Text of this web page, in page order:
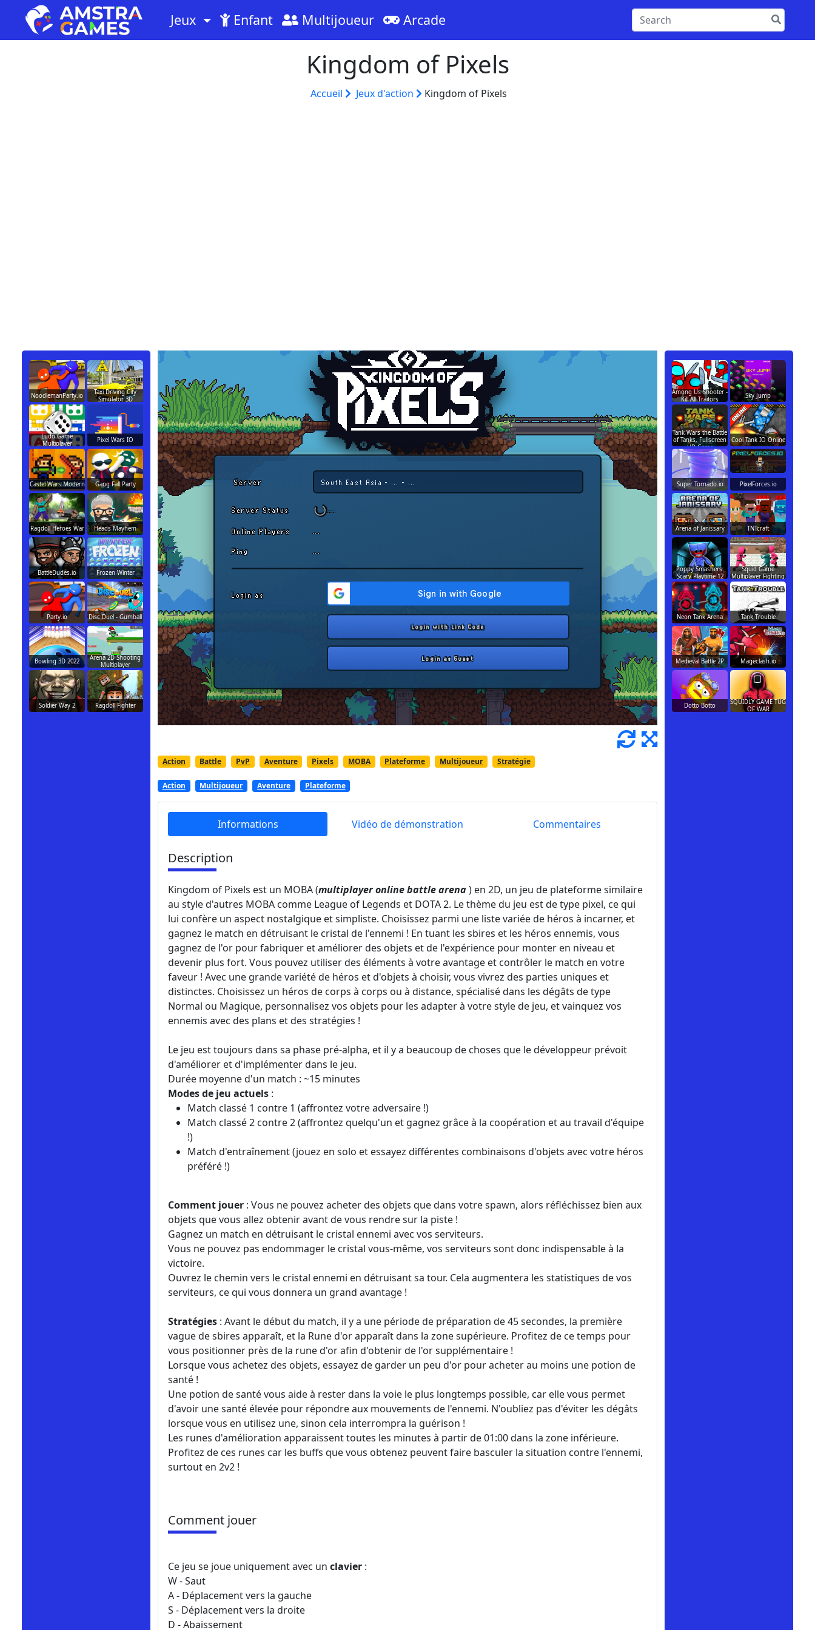
Jeux Enfant Multijoueur Arcade
Kingdom of Pixels
Accueil Jeux d'action Kingdom of Pixels
Action Battle PvP Aventure Pixels MOBA Plateforme Multijoueur Stratégie
Action Multijoueur Aventure Plateforme
Informations Vidéo de démonstration Commentaires
Description
Kingdom of Pixels est un MOBA (multiplayer online battle arena) en 2D, un jeu de plateforme similaire
au style d'autres MOBA comme League of Legends et DOTA 2. Le thème du jeu est de type pixel, ce qui
lui confère un aspect nostalgique et simpliste. Choisissez parmi une liste variée de héros à incarner, et
gagnez le match en détruisant le cristal de l'ennemi ! En tuant les sbires et les héros ennemis, vous
gagnez de l'or pour fabriquer et améliorer des objets et de l'expérience pour monter en niveau et
devenir plus fort. Vous pouvez utiliser des éléments à votre avantage et contrôler le match en votre
faveur ! Avec une grande variété de héros et d'objets à choisir, vous vivrez des parties uniques et
distinctes. Choisissez un héros de corps à corps ou à distance, spécialisé dans les dégâts de type
Normal ou Magique, personnalisez vos objets pour les adapter à votre style de jeu, et vainquez vos
ennemis avec des plans et des stratégies !
Le jeu est toujours dans sa phase pré-alpha, et il y a beaucoup de choses que le développeur prévoit
d'améliorer et d'implémenter dans le jeu.
Durée moyenne d'un match : ~15 minutes
Modes de jeu actuels :
Match classé 1 contre 1 (affrontez votre adversaire !)
Match classé 2 contre 2 (affrontez quelqu'un et gagnez grâce à la coopération et au travail d'équipe
!)
Match d'entraînement (jouez en solo et essayez différentes combinaisons d'objets avec votre héros
préféré !)
Comment jouer : Vous ne pouvez acheter des objets que dans votre spawn, alors réfléchissez bien aux
objets que vous allez obtenir avant de vous rendre sur la piste !
Gagnez un match en détruisant le cristal ennemi avec vos serviteurs.
Vous ne pouvez pas endommager le cristal vous-même, vos serviteurs sont donc indispensable à la
victoire.
Ouvrez le chemin vers le cristal ennemi en détruisant sa tour. Cela augmentera les statistiques de vos
serviteurs, ce qui vous donnera un grand avantage !
Stratégies : Avant le début du match, il y a une période de préparation de 45 secondes, la première
vague de sbires apparaît, et la Rune d'or apparaît dans la zone supérieure. Profitez de ce temps pour
vous positionner près de la rune d'or afin d'obtenir de l'or supplémentaire !
Lorsque vous achetez des objets, essayez de garder un peu d'or pour acheter au moins une potion de
santé !
Une potion de santé vous aide à rester dans la voie le plus longtemps possible, car elle vous permet
d'avoir une santé élevée pour répondre aux mouvements de l'ennemi. N'oubliez pas d'éviter les dégâts
lorsque vous en utilisez une, sinon cela interrompra la guérison !
Les runes d'amélioration apparaissent toutes les minutes à partir de 01:00 dans la zone inférieure.
Profitez de ces runes car les buffs que vous obtenez peuvent faire basculer la situation contre l'ennemi,
surtout en 2v2 !
Comment jouer
Ce jeu se joue uniquement avec un clavier :
W - Saut
A - Déplacement vers la gauche
S - Déplacement vers la droite
D - Abaissement
NoodlemanParty.io
Taxi Driving City
Simulator 3D
Ludo Game
Multiplayer
Pixel Wars IO
Castel Wars Modern Gang Fall Party
Ragdoll Heroes War Heads Mayhem
BattleDudes.io Frozen Winter
Party.io Disc Duel - Gumball
Bowling 3D 2022
Arena 2D Shooting
Multiplayer
Soldier Way 2 Ragdoll Fighter
Among Us Shooter -
Kill All Traitors
Sky Jump
Tank Wars the Battle
of Tanks, Fullscreen
HD Game
Cool Tank IO Online
Super Tornado.io PixelForces.io
Arena of Janissary TNTcraft
Poppy Smashers:
Scary Playtime 12
Squid Game
Multiplayer Fighting
Neon Tank Arena Tank Trouble
Medieval Battle 2P Mageclash.io
Dotto Botto
SQUIDLY GAME TUG
OF WAR